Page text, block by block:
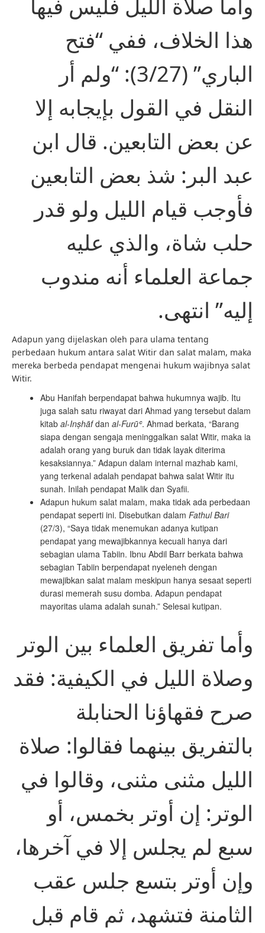
وأما صلاة الليل فليس فيها
هذا الخلاف، ففي “فتح
الباري” (3/27): “ولم أر
النقل في القول بإيجابه إلا
عن بعض التابعين. قال ابن
عبد البر: شذ بعض التابعين
فأوجب قيام الليل ولو قدر
حلب شاة، والذي عليه
جماعة العلماء أنه مندوب
إليه” انتهى.
Adapun yang dijelaskan oleh para ulama tentang
perbedaan hukum antara salat Witir dan salat malam, maka
mereka berbeda pendapat mengenai hukum wajibnya salat
Witir.
Abu Hanifah berpendapat bahwa hukumnya wajib. Itu
juga salah satu riwayat dari Ahmad yang tersebut dalam
kitab al-Inṣhāfdan al-Furūʿ. Ahmad berkata, “Barang
siapa dengan sengaja meninggalkan salat Witir, maka ia
adalah orang yang buruk dan tidak layak diterima
kesaksiannya.” Adapun dalam internal mazhab kami,
yang terkenal adalah pendapat bahwa salat Witir itu
sunah. Inilah pendapat Malik dan Syafii.
Adapun hukum salat malam, maka tidak ada perbedaan
pendapat seperti ini. Disebutkan dalam Fathul Bari
(27/3), “Saya tidak menemukan adanya kutipan
pendapat yang mewajibkannya kecuali hanya dari
sebagian ulama Tabiin. Ibnu Abdil Barr berkata bahwa
sebagian Tabiin berpendapat nyeleneh dengan
mewajibkan salat malam meskipun hanya sesaat seperti
durasi memerah susu domba. Adapun pendapat
mayoritas ulama adalah sunah.” Selesai kutipan.
وأما تفريق العلماء بين الوتر
وصلاة الليل في الكيفية: فقد
صرح فقهاؤنا الحنابلة
بالتفريق بينهما فقالوا: صلاة
الليل مثنى مثنى، وقالوا في
الوتر: إن أوتر بخمس، أو
سبع لم يجلس إلا في آخرها،
وإن أوتر بتسع جلس عقب
الثامنة فتشهد، ثم قام قبل